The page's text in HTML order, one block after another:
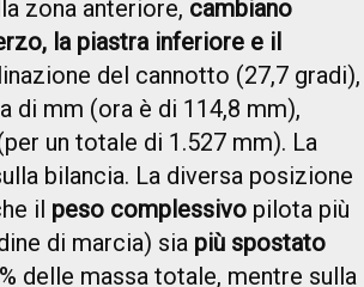
zona anteriore, cambiano
la piastra inferiore e il
del cannotto (27,7 gradi),
di mm (ora è di 114,8 mm),
un totale di 1.527 mm). La
bilancia. La diversa posizione
il peso complessivo pilota più
di marcia) sia più spostato
delle massa totale, mentre sulla